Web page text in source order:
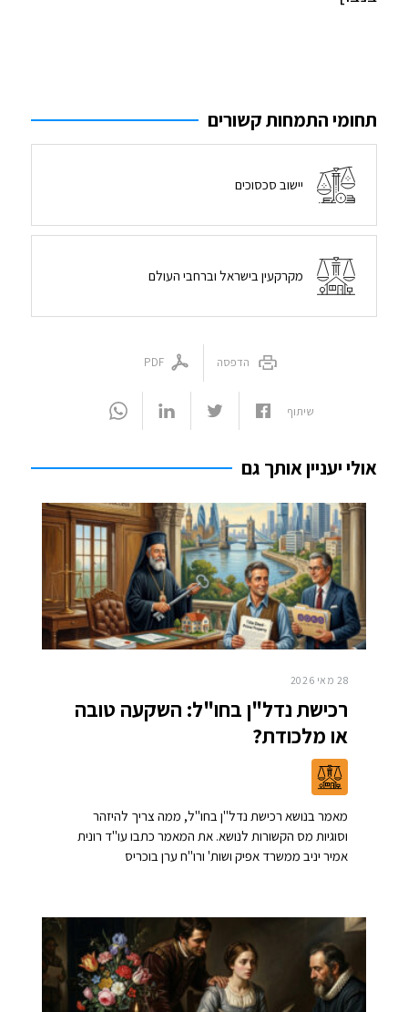
תחומי התמחות קשורים
יישוב סכסוכים
מקרקעין בישראל וברחבי העולם
הדפסה PDF
שיתוף
אולי יעניין אותך גם
28 מאי 2026
רכישת נדל"ן בחו"ל: השקעה טובה
או מלכודת?
מאמר בנושא רכישת נדל"ן בחו"ל, ממה צריך להיזהר
וסוגיות מס הקשורות לנושא. את המאמר כתבו עו"ד רונית
אמיר יניב ממשרד אפיק ושות' ורו"ח ערן בוכריס